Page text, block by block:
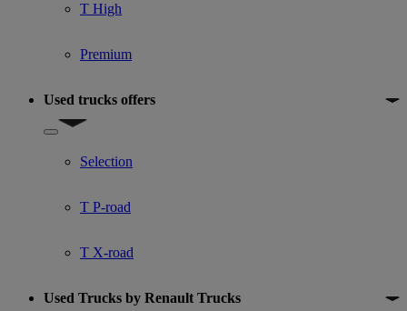
T High
Premium
Used trucks offers
Show submenu for Used trucks offers
Selection
T P-road
T X-road
Used Trucks by Renault Trucks